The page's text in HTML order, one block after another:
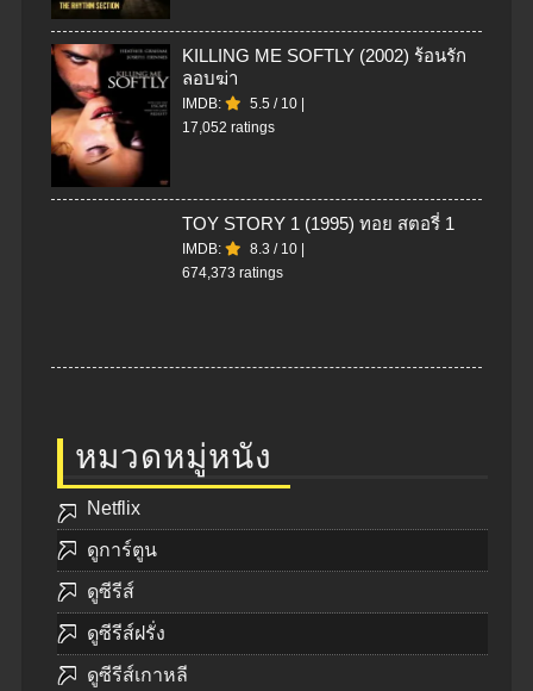
KILLING ME SOFTLY (2002) ร้อนรัก
ลอบฆ่า
IMDB: 5.5 / 10
17,052 ratings
TOY STORY 1 (1995) ทอย สตอรี่ 1
IMDB: 8.3 / 10
674,373 ratings
หมวดหมู่หนัง
Netflix
ดูการ์ตูน
ดูซีรีส์
ดูซีรีส์ฝรั่ง
ดูซีรีส์เกาหลี